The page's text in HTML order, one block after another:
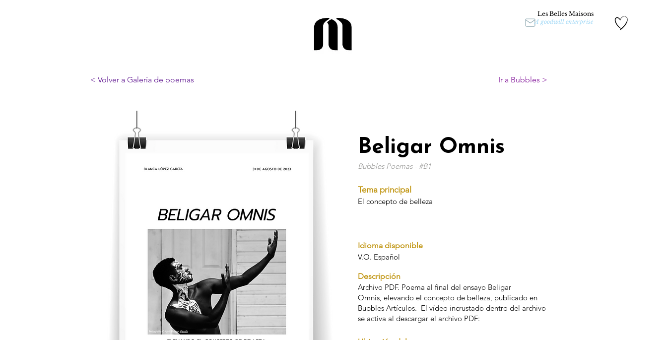
Les Belles Maisons
A goodwill enterprise
< Volver a Galería de poemas Ir a Bubbles >
Beligar Omnis
Bubbles Poemas - #B1
Tema principal
El concepto de belleza
Idioma disponible
V.O. Español
Descripción
Archivo PDF. Poema al final del ensayo Beligar
Omnis, elevando el concepto de belleza, publicado en
Bubbles Artículos. El vídeo incrustado dentro del archivo
se activa al descargar el archivo PDF: